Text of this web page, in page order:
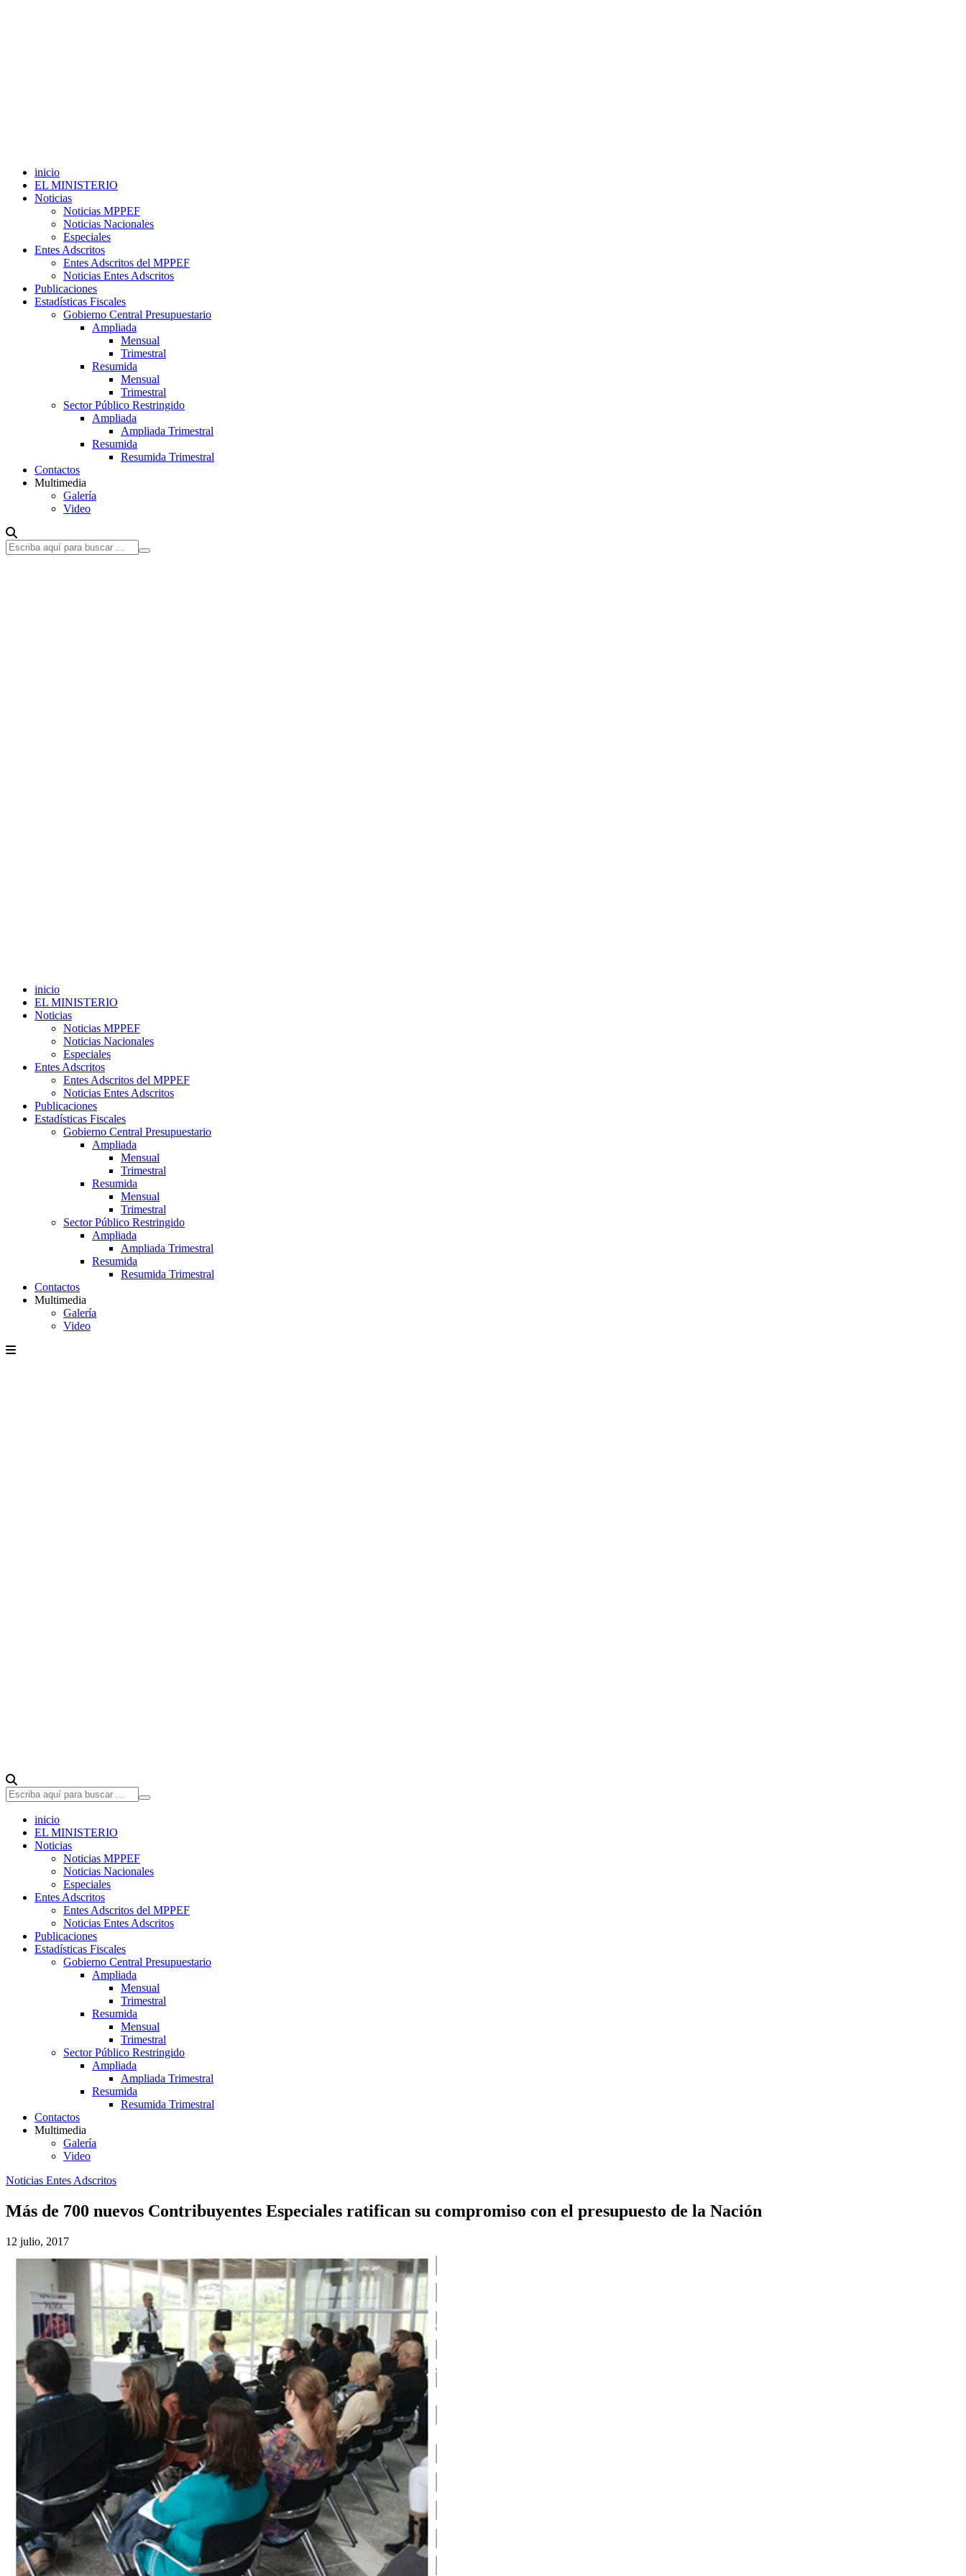
inicio
EL MINISTERIO
Noticias
Noticias MPPEF
Noticias Nacionales
Especiales
Entes Adscritos
Entes Adscritos del MPPEF
Noticias Entes Adscritos
Publicaciones
Estadísticas Fiscales
Gobierno Central Presupuestario
Ampliada
Mensual
Trimestral
Resumida
Mensual
Trimestral
Sector Público Restringido
Ampliada
Ampliada Trimestral
Resumida
Resumida Trimestral
Contactos
Multimedia
Galería
Video
inicio
EL MINISTERIO
Noticias
Noticias MPPEF
Noticias Nacionales
Especiales
Entes Adscritos
Entes Adscritos del MPPEF
Noticias Entes Adscritos
Publicaciones
Estadísticas Fiscales
Gobierno Central Presupuestario
Ampliada
Mensual
Trimestral
Resumida
Mensual
Trimestral
Sector Público Restringido
Ampliada
Ampliada Trimestral
Resumida
Resumida Trimestral
Contactos
Multimedia
Galería
Video
inicio
EL MINISTERIO
Noticias
Noticias MPPEF
Noticias Nacionales
Especiales
Entes Adscritos
Entes Adscritos del MPPEF
Noticias Entes Adscritos
Publicaciones
Estadísticas Fiscales
Gobierno Central Presupuestario
Ampliada
Mensual
Trimestral
Resumida
Mensual
Trimestral
Sector Público Restringido
Ampliada
Ampliada Trimestral
Resumida
Resumida Trimestral
Contactos
Multimedia
Galería
Video
Noticias Entes Adscritos
Más de 700 nuevos Contribuyentes Especiales ratifican su compromiso con el presupuesto de la Nación
12 julio, 2017